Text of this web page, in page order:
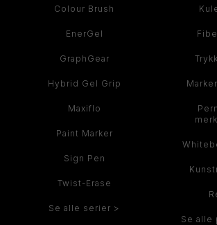
Colour Brush
EnerGel
GraphGear
Hybrid Gel Grip
Maxiflo
Paint Marker
Sign Pen
Twist-Erase
Se alle serier >
Se alle